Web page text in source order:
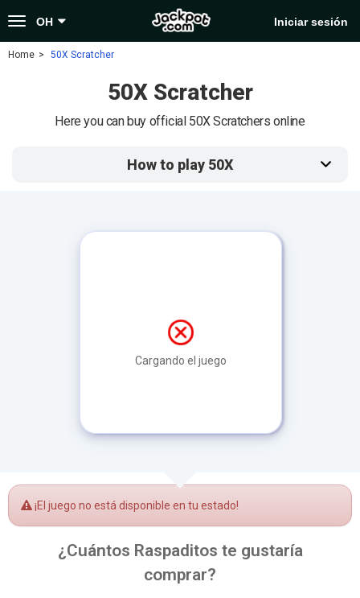
Toggle
navigation
OH Iniciar sesión
Home 50X Scratcher
50X Scratcher
Here you can buy official 50X Scratchers online
How to play 50X
Cargando el juego
¡El juego no está disponible en tu estado!
¿Cuántos Raspaditos te gustaría
comprar?